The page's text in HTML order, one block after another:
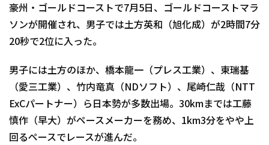
Mute
豪州・ゴールドコーストで7月5日、ゴールドコーストマラ
ソンが開催され、男子では土方英和（旭化成）が2時間7分
20秒で2位に入った。
男子には土方のほか、橋本龍一（プレス工業）、東瑞基
（愛三工業）、竹内竜真（NDソフト）、尾崎仁哉（NTT
ExCパートナー）ら日本勢が多数出場。30kmまでは工藤
慎作（早大）がペースメーカーを務め、1km3分をやや上
回るペースでレースが進んだ。